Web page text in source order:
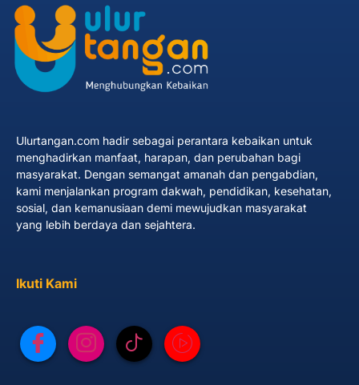
Ulurtangan.com hadir sebagai perantara kebaikan untuk
menghadirkan manfaat, harapan, dan perubahan bagi
masyarakat. Dengan semangat amanah dan pengabdian,
kami menjalankan program dakwah, pendidikan, kesehatan,
sosial, dan kemanusiaan demi mewujudkan masyarakat
yang lebih berdaya dan sejahtera.
Ikuti Kami